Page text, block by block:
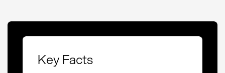
Key Facts